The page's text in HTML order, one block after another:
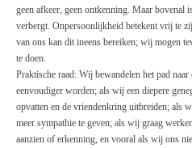
geen afkeer, geen ontkenning. Maar bovenal
verbergt. Onpersoonlijkheid betekent vrij te
van ons kan dit ineens bereiken; wij mogen
te doen.
Praktische raad: Wij bewandelen het pad
eenvoudiger worden; als wij een diepere
opvatten en de vriendenkring uitbreiden; als
meer sympathie te geven; als wij graag
aanzien of erkenning, en vooral als wij ons